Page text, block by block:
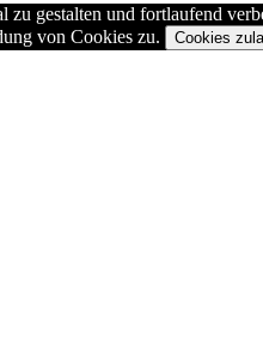
zu gestalten und fortlaufend
von Cookies zu.
Cookies